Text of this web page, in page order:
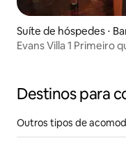
Suíte de hóspedes ⋅
Evans Villa 1 Primeiro
Destinos para
Outros tipos de